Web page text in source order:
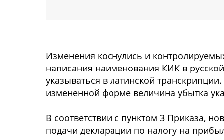
Изменения коснулись и
написания наименования КИК в
указываться в латинской
измененной форме величина убытка
В соответствии с пунктом 3 Приказа,
подачи декларации по налогу на